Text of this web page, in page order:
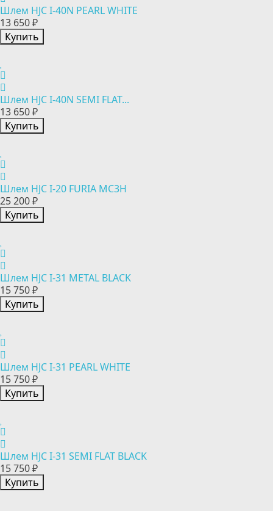
Шлем HJC I-40N PEARL WHITE
13 650 ₽
Купить
Шлем HJC I-40N SEMI FLAT...
13 650 ₽
Купить
Шлем HJC I-20 FURIA MC3H
25 200 ₽
Купить
Шлем HJC I-31 METAL BLACK
15 750 ₽
Купить
Шлем HJC I-31 PEARL WHITE
15 750 ₽
Купить
Шлем HJC I-31 SEMI FLAT BLACK
15 750 ₽
Купить